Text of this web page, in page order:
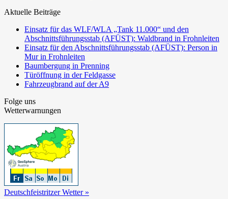
Aktuelle Beiträge
Einsatz für das WLF/WLA „Tank 11.000“ und den
Abschnittsführungsstab (AFÜST): Waldbrand in Frohnleiten
Einsatz für den Abschnittsführungsstab (AFÜST): Person in
Mur in Frohnleiten
Baumbergung in Prenning
Türöffnung in der Feldgasse
Fahrzeugbrand auf der A9
Folge uns
Wetterwarnungen
Deutschfeistritzer Wetter »